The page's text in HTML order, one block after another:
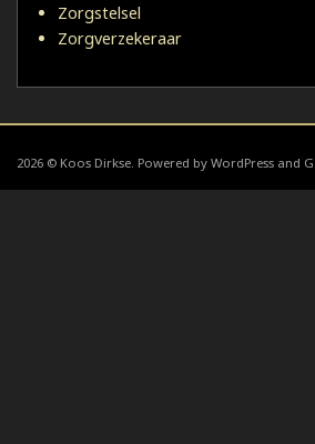
Zorgstelsel
Zorgverzekeraar
2026 © Koos Dirkse. Powered by WordPress and